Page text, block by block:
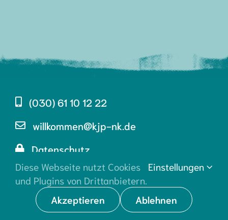
(030) 61 10 12 22
willkommen@kjp-nk.de
Datenschutz
Impressum
Instagram
Diese Webseite nutzt Cookies
und Plugins von Drittanbietern.
Einstellungen
Akzeptieren Ablehnen